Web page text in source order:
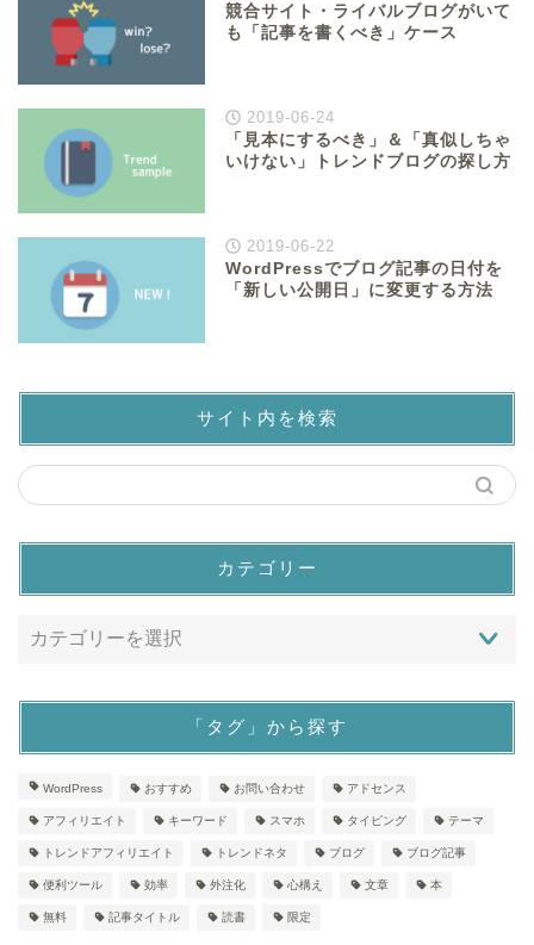
競合サイト・ライバルブログがいて
も「記事を書くべき」ケース
2019-06-24
「見本にするべき」＆「真似しちゃ
いけない」トレンドブログの探し方
2019-06-22
WordPressでブログ記事の日付を
「新しい公開日」に変更する方法
サイト内を検索
カテゴリー
「タグ」から探す
WordPress おすすめ お問い合わせ アドセンス
アフィリエイト キーワード スマホ タイピング テーマ
トレンドアフィリエイト トレンドネタ ブログ ブログ記事
便利ツール 効率 外注化 心構え 文章 本
無料 記事タイトル 読書 限定